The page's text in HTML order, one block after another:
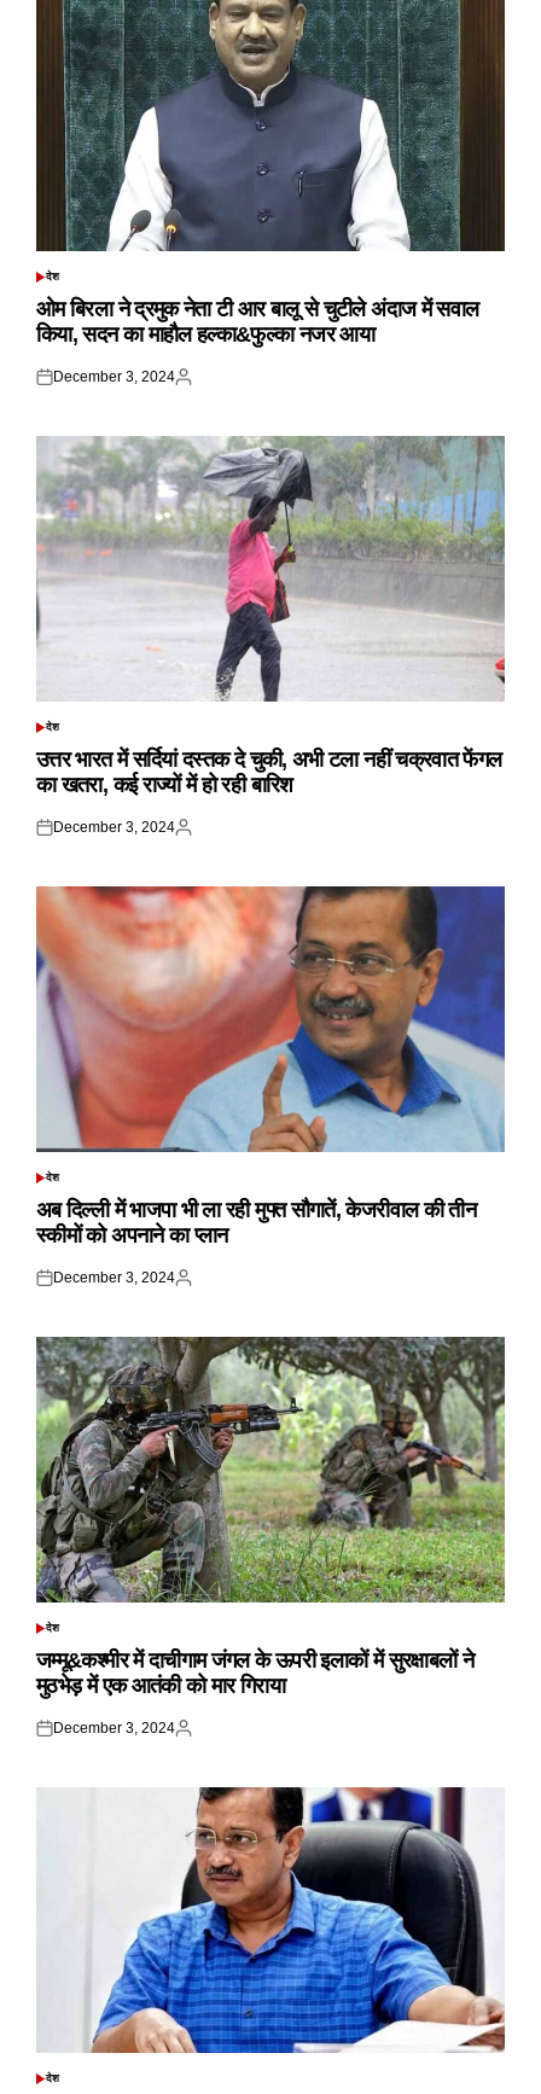
POSTED
देश
ओम बिरला ने द्रमुक नेता टी आर बालू से चुटीले अंदाज में सवाल
किया, सदन का माहौल हल्का&फुल्का नजर आया
Posted
December 3, 2024
Posted
POSTED
देश
उत्तर भारत में सर्दियां दस्तक दे चुकी, अभी टला नहीं चक्रवात फेंगल
का खतरा, कई राज्यों में हो रही बारिश
Posted
December 3, 2024
Posted
POSTED
देश
अब दिल्ली में भाजपा भी ला रही मुफ्त सौगातें, केजरीवाल की तीन
स्कीमों को अपनाने का प्लान
Posted
December 3, 2024
Posted
POSTED
देश
जम्मू&कश्मीर में दाचीगाम जंगल के ऊपरी इलाकों में सुरक्षाबलों ने
मुठभेड़ में एक आतंकी को मार गिराया
Posted
December 3, 2024
Posted
POSTED
देश